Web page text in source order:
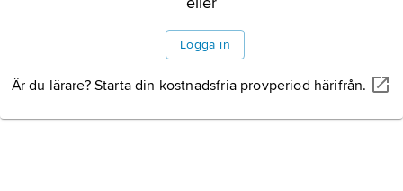
Information om artikeln
Logga in
Är du lärare? Starta din kostnadsfria provperiod härifrån.